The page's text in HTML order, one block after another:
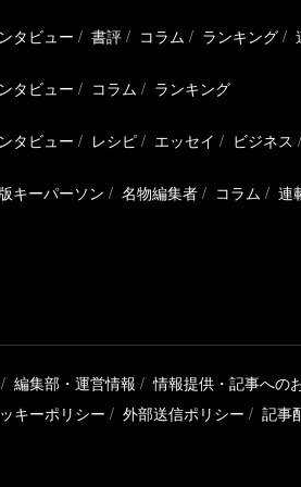
タビュー 書評 コラム ランキング
タビュー コラム ランキング
タビュー レシピ エッセイ ビジネス
キーパーソン 名物編集者 コラム 連
編集部・運営情報 情報提供・記事への
キーポリシー 外部送信ポリシー 記事